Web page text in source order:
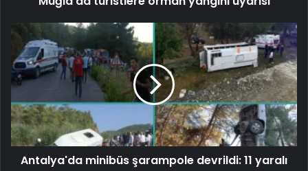
Antalya'da minibüs şarampole devrildi: 11 yaralı